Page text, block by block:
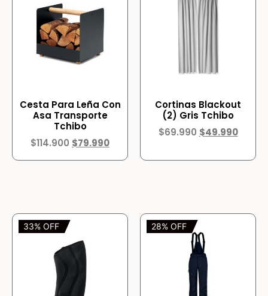
Cesta Para Leña Con
Asa Transporte
Tchibo
$114.900 $79.990
Cortinas Blackout
(2) Gris Tchibo
$69.990 $49.990
33% OFF 28% OFF